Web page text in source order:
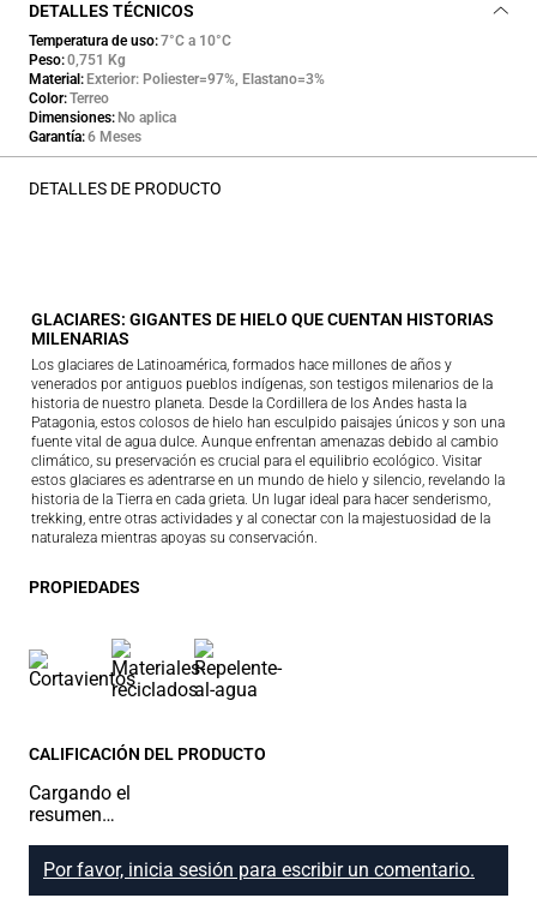
DETALLES TÉCNICOS
Temperatura de uso 7°C a 10°C
Peso 0,751 Kg
Material
Exterior: Poliester=97%, Elastano=3%
Color Terreo
Dimensiones No aplica
Garantía 6 Meses
DETALLES DE PRODUCTO
GLACIARES: GIGANTES DE HIELO QUE CUENTAN HISTORIAS
MILENARIAS
Los glaciares de Latinoamérica, formados hace millones de años y
venerados por antiguos pueblos indígenas, son testigos milenarios de la
historia de nuestro planeta. Desde la Cordillera de los Andes hasta la
Patagonia, estos colosos de hielo han esculpido paisajes únicos y son una
fuente vital de agua dulce. Aunque enfrentan amenazas debido al cambio
climático, su preservación es crucial para el equilibrio ecológico. Visitar
estos glaciares es adentrarse en un mundo de hielo y silencio, revelando la
historia de la Tierra en cada grieta. Un lugar ideal para hacer senderismo,
trekking, entre otras actividades y al conectar con la majestuosidad de la
naturaleza mientras apoyas su conservación.
PROPIEDADES
CALIFICACIÓN DEL PRODUCTO
Cargando el
resumen…
Por favor, inicia sesión para escribir un comentario.